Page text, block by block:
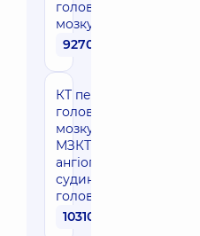
головного
мозку
9270 грн
КТ перфузія
головного
мозку з
МЗКТ-
ангіографією
судин
голови, шиї
10310 грн